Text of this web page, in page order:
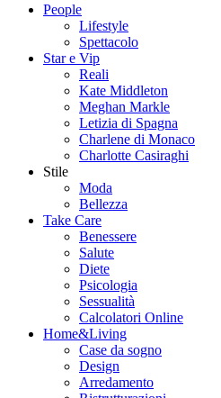
People
Lifestyle
Spettacolo
Star e Vip
Reali
Kate Middleton
Meghan Markle
Letizia di Spagna
Charlene di Monaco
Charlotte Casiraghi
Stile
Moda
Bellezza
Take Care
Benessere
Salute
Diete
Psicologia
Sessualità
Calcolatori Online
Home&Living
Case da sogno
Design
Arredamento